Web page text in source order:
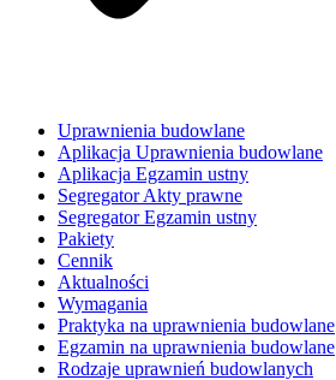
Uprawnienia budowlane
Aplikacja Uprawnienia budowlane
Aplikacja Egzamin ustny
Segregator Akty prawne
Segregator Egzamin ustny
Pakiety
Cennik
Aktualności
Wymagania
Praktyka na uprawnienia budowlane
Egzamin na uprawnienia budowlane
Rodzaje uprawnień budowlanych